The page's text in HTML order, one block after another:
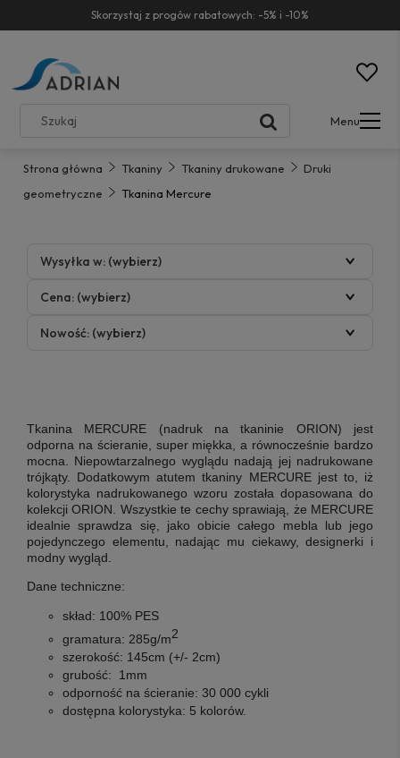
Skorzystaj z progów rabatowych: -5% i -10%
Menu
Strona główna Tkaniny Tkaniny drukowane
Druki
geometryczne
Tkanina Mercure
Wysyłka w: (wybierz)
Cena: (wybierz)
Nowość: (wybierz)
Tkanina MERCURE (nadruk natkaninie ORION) jest
odporna na ścieranie, super miękka, a równocześnie bardzo
mocna. Niepowtarzalnego wyglądu nadają jej nadrukowane
trójkąty. Dodatkowym atutem tkaniny MERCURE jest to, iż
kolorystyka nadrukowanego wzoru została dopasowana do
kolekcji ORION. Wszystkie te cechy sprawiają, że MERCURE
idealnie sprawdza się, jako obicie całego mebla lub jego
pojedynczego elementu, nadając mu ciekawy, designerki i
modny wygląd.
Dane techniczne:
skład: 100% PES
gramatura: 285g/m2
szerokość: 145cm (+/- 2cm)
grubość: 1mm
odporność na ścieranie: 30 000 cykli
dostępna kolorystyka: 5 kolorów.